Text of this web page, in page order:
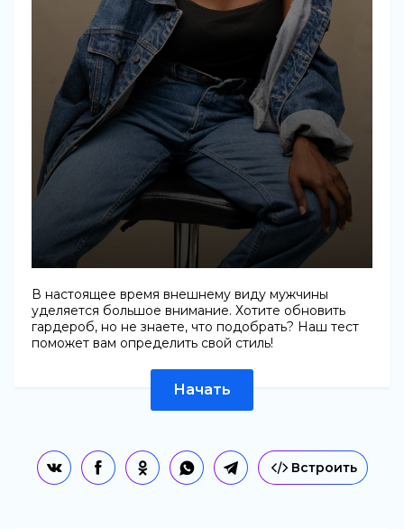
В настоящее время внешнему виду мужчины
уделяется большое внимание. Хотите обновить
гардероб, но не знаете, что подобрать? Наш тест
поможет вам определить свой стиль!
Начать
Встроить